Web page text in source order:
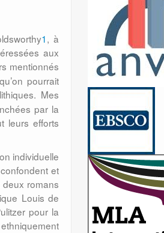
1, à
aux
mentionnés
pourrait
Mes
par la
leurs efforts
individuelle
et
deux romans
Louis de
pour la